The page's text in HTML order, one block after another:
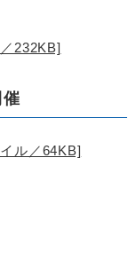
232KB]
ル／64KB]